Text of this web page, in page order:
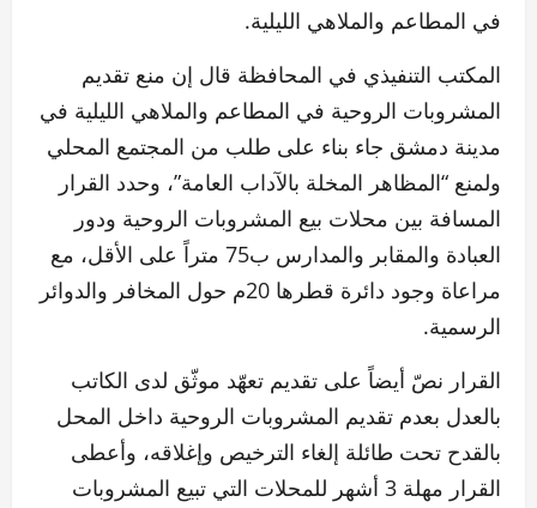
في المطاعم والملاهي الليلية.
المكتب التنفيذي في المحافظة قال إن منع تقديم
المشروبات الروحية في المطاعم والملاهي الليلية في
مدينة دمشق جاء بناء على طلب من المجتمع المحلي
ولمنع “المظاهر المخلة بالآداب العامة”، وحدد القرار
المسافة بين محلات بيع المشروبات الروحية ودور
العبادة والمقابر والمدارس ب75 متراً على الأقل، مع
مراعاة وجود دائرة قطرها 20م حول المخافر والدوائر
الرسمية.
القرار نصّ أيضاً على تقديم تعهّد موثّق لدى الكاتب
بالعدل بعدم تقديم المشروبات الروحية داخل المحل
بالقدح تحت طائلة إلغاء الترخيص وإغلاقه، وأعطى
القرار مهلة 3 أشهر للمحلات التي تبيع المشروبات